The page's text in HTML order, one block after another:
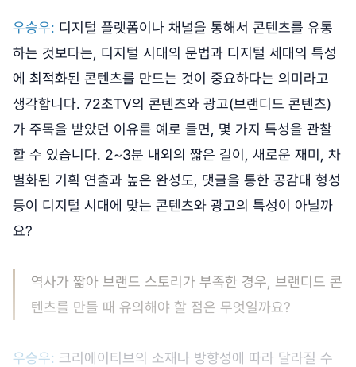
우승우: 디지털 플랫폼이나 채널을 통해서 콘텐츠를 유통
하는 것보다는, 디지털 시대의 문법과 디지털 세대의 특성
에 최적화된 콘텐츠를 만드는 것이 중요하다는 의미라고
생각합니다. 72초TV의 콘텐츠와 광고(브랜디드 콘텐츠)
가 주목을 받았던 이유를 예로 들면, 몇 가지 특성을 관찰
할 수 있습니다. 2~3분 내외의 짧은 길이, 새로운 재미, 차
별화된 기획 연출과 높은 완성도, 댓글을 통한 공감대 형성
등이 디지털 시대에 맞는 콘텐츠와 광고의 특성이 아닐까
요?
역사가 짧아 브랜드 스토리가 부족한 경우, 브랜디드 콘
텐츠를 만들 때 유의해야 할 점은 무엇일까요?
우승우: 크리에이티브의 소재나 방향성에 따라 달라질 수